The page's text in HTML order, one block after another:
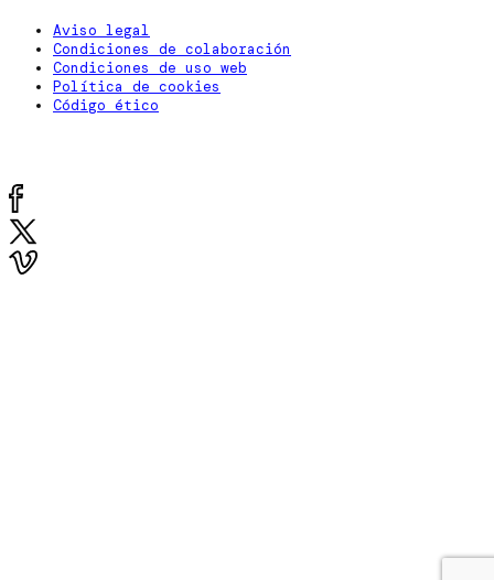
Aviso legal
Condiciones de colaboración
Condiciones de uso web
Política de cookies
Código ético